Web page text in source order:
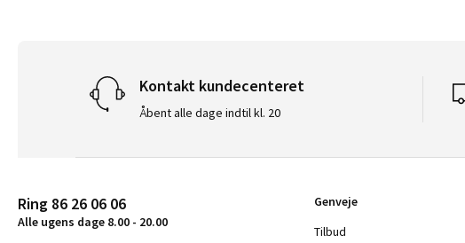
Kontakt kundecenteret
Åbent alle dage indtil kl. 20
Ring 86 26 06 06
Alle ugens dage 8.00 - 20.00
Genveje
Tilbud